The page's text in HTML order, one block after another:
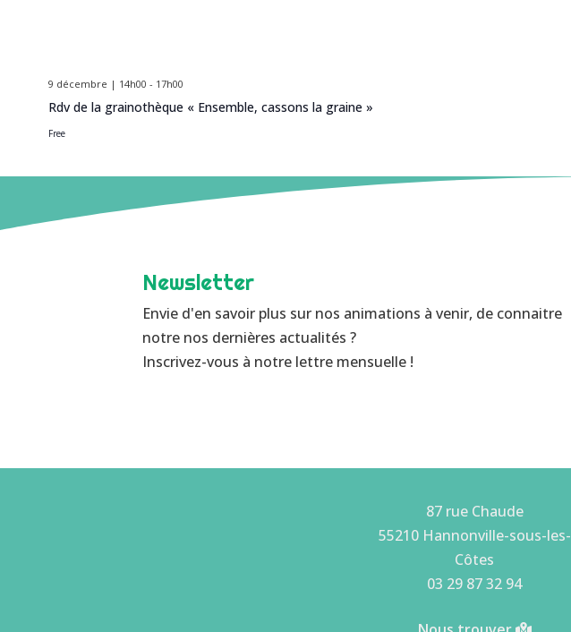
9 décembre | 14h00 - 17h00
Rdv de la grainothèque « Ensemble, cassons la graine »
Free
Newsletter
Envie d'en savoir plus sur nos animations à venir, de connaitre
notre nos dernières actualités ?
Inscrivez-vous à notre lettre mensuelle !
87 rue Chaude
55210 Hannonville-sous-les-
Côtes
03 29 87 32 94